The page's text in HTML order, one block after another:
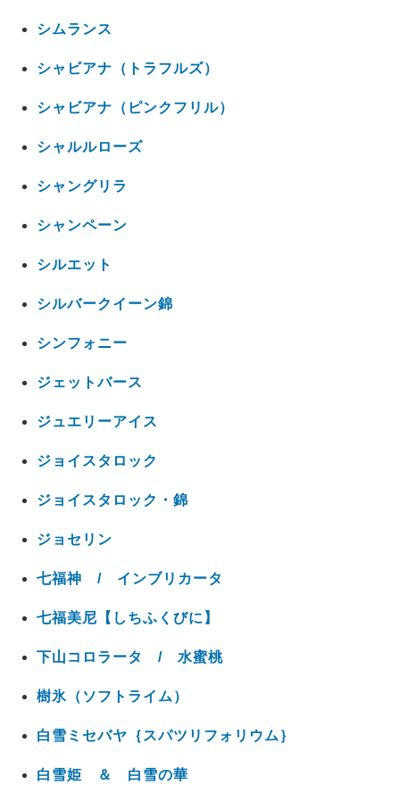
シムランス
シャビアナ（トラフルズ）
シャビアナ（ピンクフリル）
シャルルローズ
シャングリラ
シャンペーン
シルエット
シルバークイーン錦
シンフォニー
ジェットバース
ジュエリーアイス
ジョイスタロック
ジョイスタロック・錦
ジョセリン
七福神 / インブリカータ
七福美尼【しちふくびに】
下山コロラータ / 水蜜桃
樹氷（ソフトライム）
白雪ミセバヤ｛スパツリフォリウム｝
白雪姫 ＆ 白雪の華